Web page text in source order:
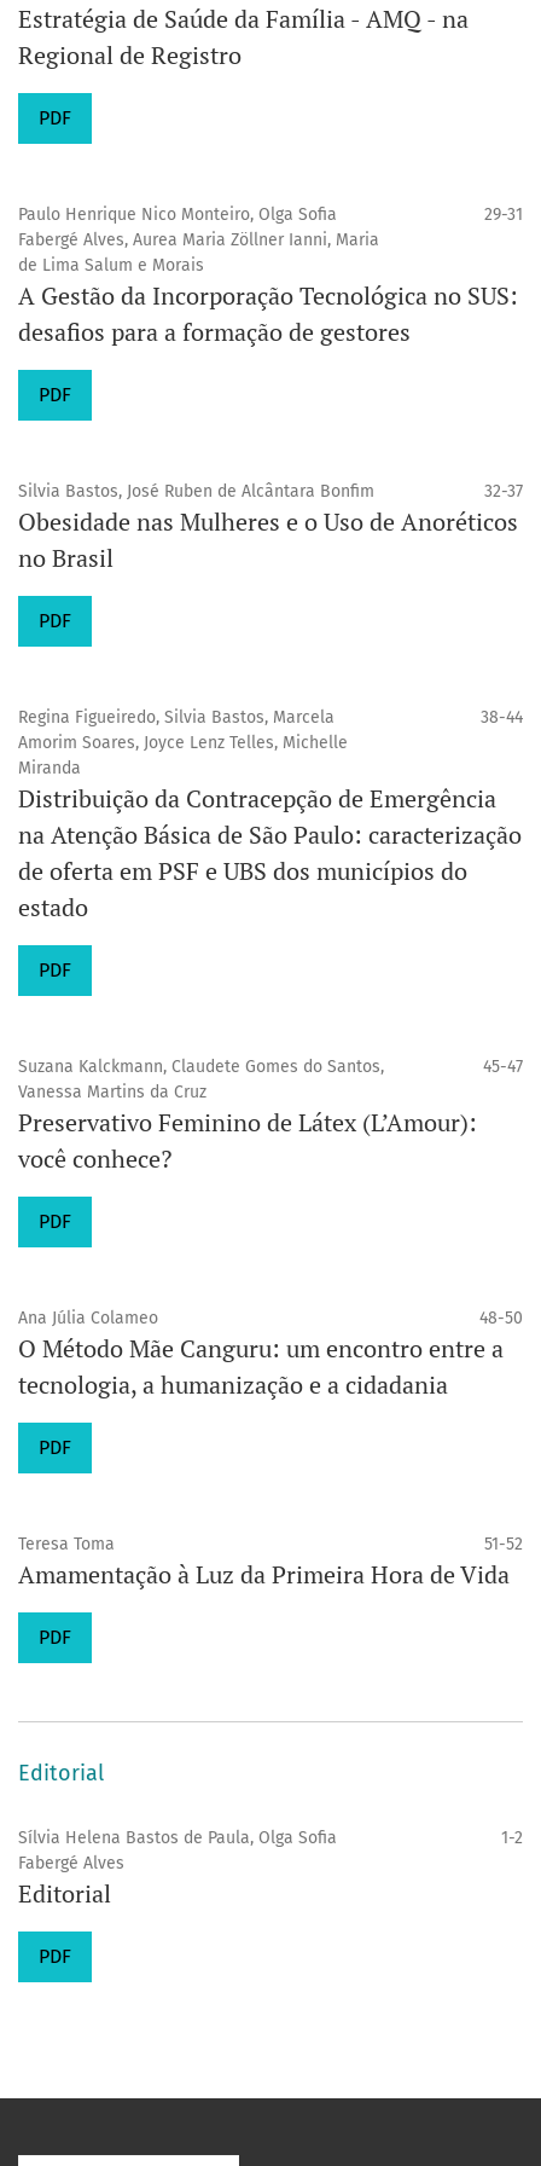
Estratégia de Saúde da Família - AMQ - na
Regional de Registro
PDF
Paulo Henrique Nico Monteiro, Olga Sofia
Fabergé Alves, Aurea Maria Zöllner Ianni, Maria
de Lima Salum e Morais
29-31
A Gestão da Incorporação Tecnológica no SUS:
desafios para a formação de gestores
PDF
Silvia Bastos, José Ruben de Alcântara Bonfim 32-37
Obesidade nas Mulheres e o Uso de Anoréticos
no Brasil
PDF
Regina Figueiredo, Silvia Bastos, Marcela
Amorim Soares, Joyce Lenz Telles, Michelle
Miranda
38-44
Distribuição da Contracepção de Emergência
na Atenção Básica de São Paulo: caracterização
de oferta em PSF e UBS dos municípios do
estado
PDF
Suzana Kalckmann, Claudete Gomes do Santos,
Vanessa Martins da Cruz
45-47
Preservativo Feminino de Látex (L’Amour):
você conhece?
PDF
Ana Júlia Colameo 48-50
O Método Mãe Canguru: um encontro entre a
tecnologia, a humanização e a cidadania
PDF
Teresa Toma 51-52
Amamentação à Luz da Primeira Hora de Vida
PDF
Editorial
Sílvia Helena Bastos de Paula, Olga Sofia
Fabergé Alves
1-2
Editorial
PDF